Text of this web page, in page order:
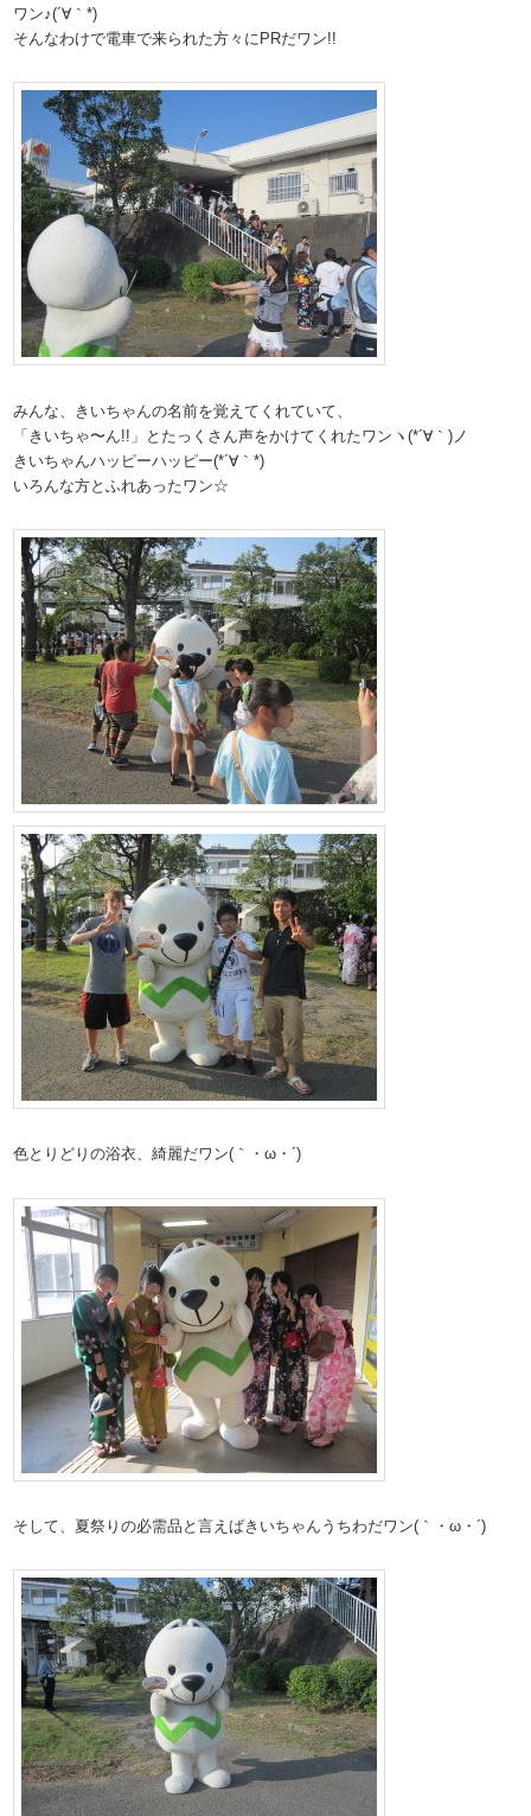
ワン♪(´∀｀*)
そんなわけで電車で来られた方々にPRだワン!!
みんな、きいちゃんの名前を覚えてくれていて、
「きいちゃ〜ん!!」とたっくさん声をかけてくれたワンヽ(*´∀｀)ノ
きいちゃんハッピーハッピー(*´∀｀*)
いろんな方とふれあったワン☆
色とりどりの浴衣、綺麗だワン(｀・ω・´)
そして、夏祭りの必需品と言えばきいちゃんうちわだワン(｀・ω・´)